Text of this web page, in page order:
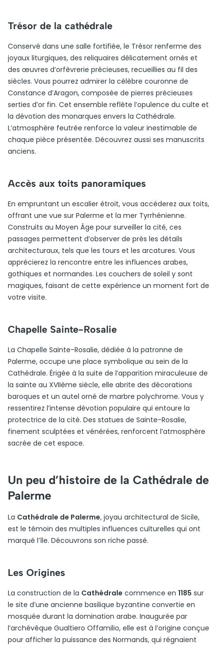
Trésor de la cathédrale
Conservé dans une salle fortifiée, le Trésor renferme des
joyaux liturgiques, des reliquaires délicatement ornés et
des œuvres d’orfèvrerie précieuses, recueillies au fil des
siècles. Vous pourrez admirer la célèbre couronne de
Constance d’Aragon, composée de pierres précieuses
serties d’or fin. Cet ensemble reflète l’opulence du culte et
la dévotion des monarques envers la Cathédrale.
L’atmosphère feutrée renforce la valeur inestimable de
chaque pièce présentée. Découvrez aussi ses manuscrits
anciens.
Accès aux toits panoramiques
En empruntant un escalier étroit, vous accéderez aux toits,
offrant une vue sur Palerme et la mer Tyrrhénienne.
Construits au Moyen Âge pour surveiller la cité, ces
passages permettent d’observer de près les détails
architecturaux, tels que les tours et les arcatures. Vous
apprécierez la rencontre entre les influences arabes,
gothiques et normandes. Les couchers de soleil y sont
magiques, faisant de cette expérience un moment fort de
votre visite.
Chapelle Sainte-Rosalie
La Chapelle Sainte-Rosalie, dédiée à la patronne de
Palerme, occupe une place symbolique au sein de la
Cathédrale. Érigée à la suite de l’apparition miraculeuse de
la sainte au XVIIème siècle, elle abrite des décorations
baroques et un autel orné de marbre polychrome. Vous y
ressentirez l’intense dévotion populaire qui entoure la
protectrice de la cité. Des statues de Sainte-Rosalie,
finement sculptées et vénérées, renforcent l’atmosphère
sacrée de cet espace.
Un peu d’histoire de la Cathédrale de
Palerme
La Cathédrale de Palerme, joyau architectural de Sicile,
est le témoin des multiples influences culturelles qui ont
marqué l’île. Découvrons son riche passé.
Les Origines
La construction de la Cathédrale commence en 1185 sur
le site d’une ancienne basilique byzantine convertie en
mosquée durant la domination arabe. Inaugurée par
l’archévêque Gualtiero Offamilio, elle est à l’origine conçue
pour afficher la puissance des Normands, qui régnaient